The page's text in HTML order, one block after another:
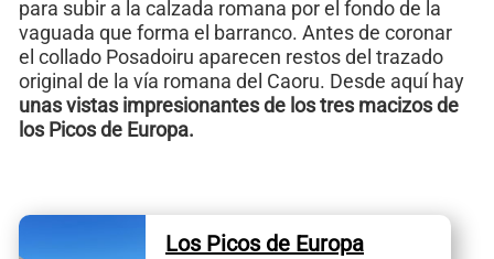
para subir a la calzada romana por el fondo de la
vaguada que forma el barranco. Antes de coronar
el collado Posadoiru aparecen restos del trazado
original de la vía romana del Caoru. Desde aquí hay
unas vistas impresionantes de los tres macizos de
los Picos de Europa.
Los Picos de Europa